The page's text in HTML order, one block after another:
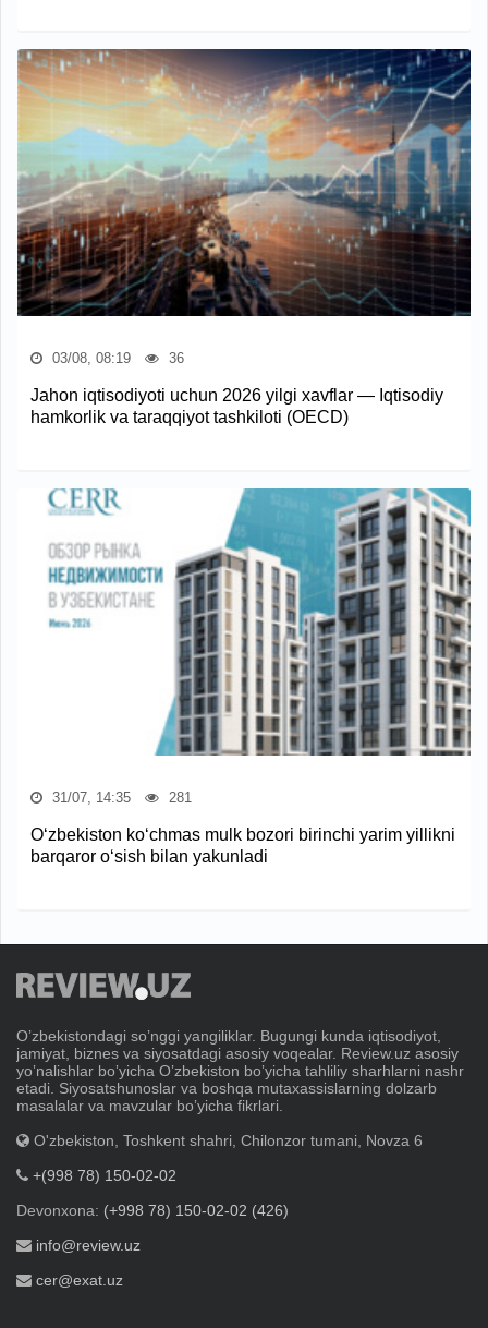
03/08, 08:19 36
Jahon iqtisodiyoti uchun 2026 yilgi xavflar — Iqtisodiy
hamkorlik va taraqqiyot tashkiloti (OECD)
31/07, 14:35 281
O‘zbekiston ko‘chmas mulk bozori birinchi yarim yillikni
barqaror o‘sish bilan yakunladi
Oʼzbekistondagi soʼnggi yangiliklar. Bugungi kunda iqtisodiyot,
jamiyat, biznes va siyosatdagi asosiy voqealar. Review.uz asosiy
yoʼnalishlar boʼyicha Oʼzbekiston boʼyicha tahliliy sharhlarni nashr
etadi. Siyosatshunoslar va boshqa mutaxassislarning dolzarb
masalalar va mavzular boʼyicha fikrlari.
O'zbekiston, Toshkent shahri, Chilonzor tumani, Novza 6
+(998 78) 150-02-02
Devonxona: (+998 78) 150-02-02 (426)
info@review.uz
cer@exat.uz